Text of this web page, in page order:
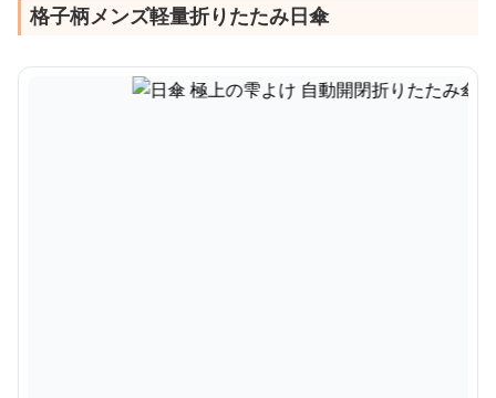
格子柄メンズ軽量折りたたみ日傘